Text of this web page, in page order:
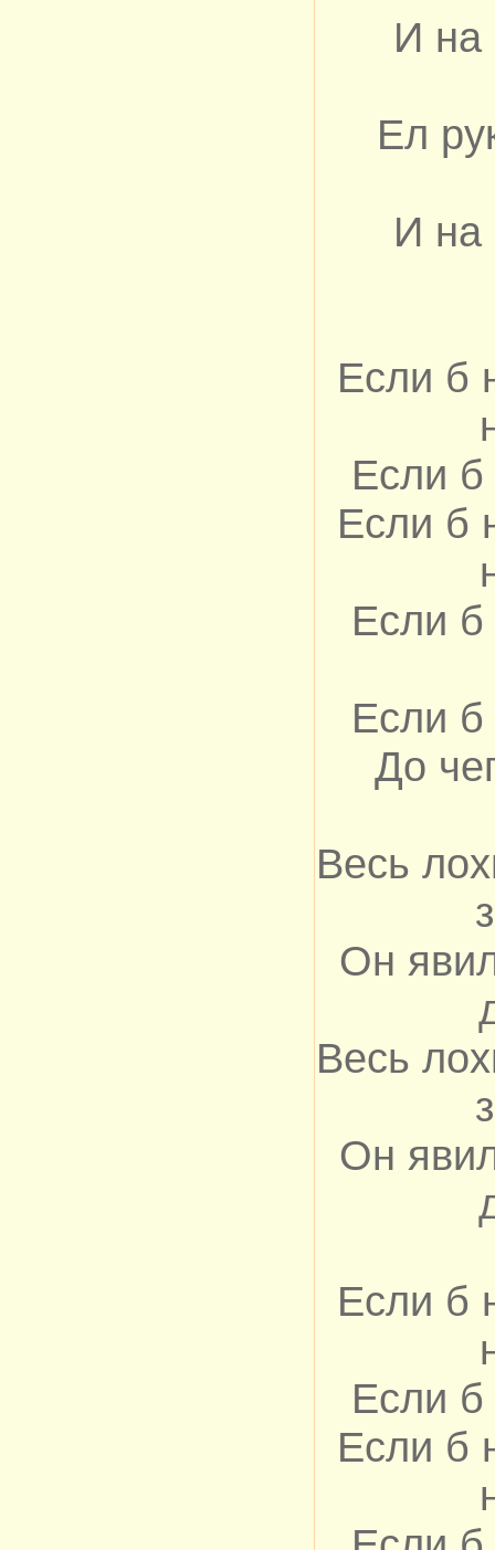
И на
Ел
И на
Если б
Если
Если б
Если
Если
До
Весь
Он
Весь
Он
Если б
Если
Если б